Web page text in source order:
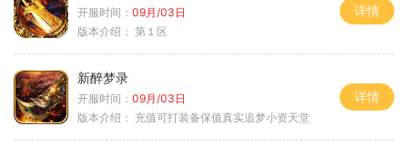
开服时间： 09月/03日
版本介绍： 第１区
详情
新醉梦录
开服时间： 09月/03日
版本介绍： 充值可打装备保值真实追梦小资天堂
详情